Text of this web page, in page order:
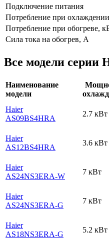
Подключение питания
Потребление при
Потребление при обогреве,
Сила тока на обогрев, А
Все модели серии
Наименование
модели
Haier
AS09BS4HRA
2.7 кВт
Haier
AS12BS4HRA
3.6 кВт
Haier
AS24NS3ERA-W
7 кВт
Haier
AS24NS3ERA-G
7 кВт
Haier
AS18NS3ERA-G
5.2 кВт